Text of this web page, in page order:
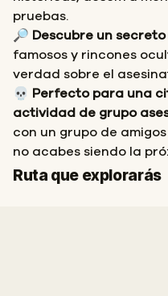
pruebas.
🔎 Descubre un secreto
famosos y rincones
verdad sobre el
💀
Perfecto para una
actividad de grupo
con un grupo de
no acabes siendo la
Ruta que explorarás
Inicio
Final